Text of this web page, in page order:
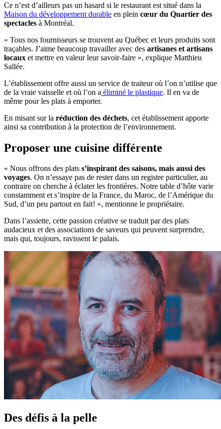
Ce n’est d’ailleurs pas un hasard si le restaurant est situé dans la
Maison du développement durable en plein cœur du Quartier des
spectacles à Montréal.
« Tous nos fournisseurs se trouvent au Québec et leurs produits sont
traçables. J’aime beaucoup travailler avec des artisanes et artisans
locaux et mettre en valeur leur savoir-faire », explique Matthieu
Sallée.
L’établissement offre aussi un service de traiteur où l’on n’utilise que
de la vraie vaisselle et où l’on a éliminé le plastique. Il en va de
même pour les plats à emporter.
En misant sur la réduction des déchets, cet établissement apporte
ainsi sa contribution à la protection de l’environnement.
Proposer une cuisine différente
« Nous offrons des plats s’inspirant des saisons, mais aussi des
voyages. On n’essaye pas de rester dans un registre particulier, au
contraire on cherche à éclater les frontières. Notre table d’hôte varie
constamment et s’inspire de la France, du Maroc, de l’Amérique du
Sud, d’un peu partout en fait! », mentionne le propriétaire.
Dans l’assiette, cette passion créative se traduit par des plats
audacieux et des associations de saveurs qui peuvent surprendre,
mais qui, toujours, ravissent le palais.
Des défis à la pelle